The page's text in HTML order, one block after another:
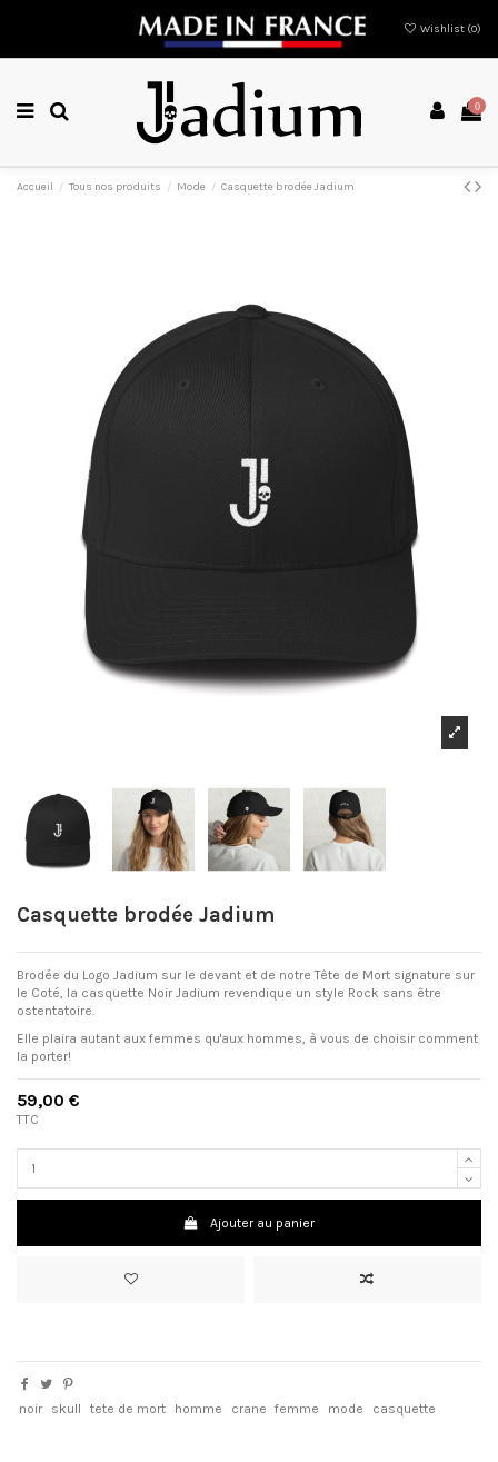
Wishlist (0)
0
Accueil Tous nos produits Mode Casquette brodée Jadium
Casquette brodée Jadium
Brodée du Logo Jadium sur le devant et de notre Tête de Mort signature sur
le Coté, la casquette Noir Jadium revendique un style Rock sans être
ostentatoire.
Elle plaira autant aux femmes qu'aux hommes, à vous de choisir comment
la porter!
59,00 €
TTC
Ajouter au panier
noir skull tete de mort homme crane femme mode casquette